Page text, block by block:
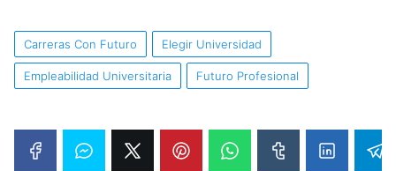
Carreras Con Futuro Elegir Universidad
Empleabilidad Universitaria Futuro Profesional